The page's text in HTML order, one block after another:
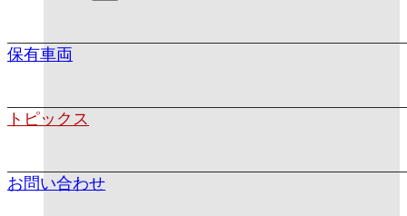
保有車両
トピックス
お問い合わせ